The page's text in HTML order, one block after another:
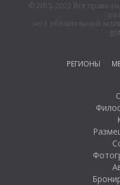
© 2015-2022 Все права
но с обязательной
РЕГИОНЫ